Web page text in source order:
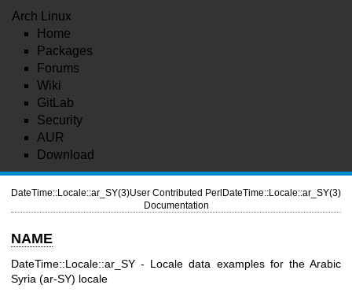
Arch Linux
Home
Packages
Forums
Wiki
GitLab
Security
AUR
Download
DateTime::Locale::ar_SY(3)User Contributed Perl
Documentation
DateTime::Locale::ar_SY(3)
NAME
DateTime::Locale::ar_SY - Locale data examples for the Arabic
Syria (ar-SY) locale